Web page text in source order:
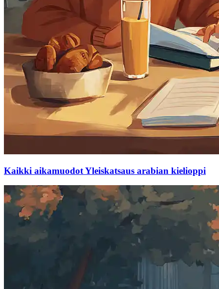
Kaikki aikamuodot Yleiskatsaus arabian kielioppi